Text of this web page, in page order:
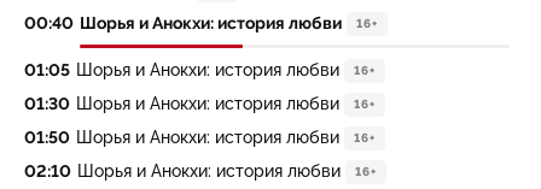
00:40 Шорья и Анокхи: история любви 16+
01:05 Шорья и Анокхи: история любви 16+
01:30 Шорья и Анокхи: история любви 16+
01:50 Шорья и Анокхи: история любви 16+
02:10 Шорья и Анокхи: история любви 16+